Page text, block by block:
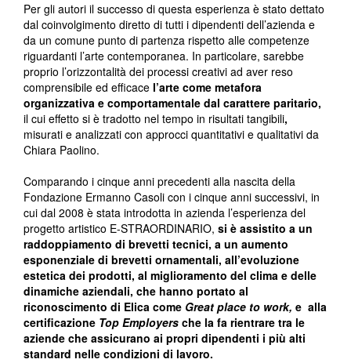
Per gli autori il successo di questa esperienza è stato dettato
dal coinvolgimento diretto di tutti i dipendenti dell’azienda e
da un comune punto di partenza rispetto alle competenze
riguardanti l’arte contemporanea. In particolare, sarebbe
proprio l’orizzontalità dei processi creativi ad aver reso
comprensibile ed efficace l’arte come metafora
organizzativa e comportamentale dal carattere paritario,
il cui effetto si è tradotto nel tempo in risultati tangibili,
misurati e analizzati con approcci quantitativi e qualitativi da
Chiara Paolino.
Comparando i cinque anni precedenti alla nascita della
Fondazione Ermanno Casoli con i cinque anni successivi, in
cui dal 2008 è stata introdotta in azienda l’esperienza del
progetto artistico E-STRAORDINARIO, si è assistito a un
raddoppiamento di brevetti tecnici, a un aumento
esponenziale di brevetti ornamentali, all’evoluzione
estetica dei prodotti, al miglioramento del clima e delle
dinamiche aziendali, che hanno portato al
riconoscimento di Elica come Great place to work, e alla
certificazione Top Employers che la fa rientrare tra le
aziende che assicurano ai propri dipendenti i più alti
standard nelle condizioni di lavoro.